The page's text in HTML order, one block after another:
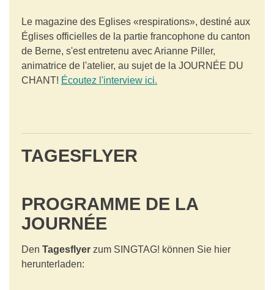
Le magazine des Eglises «respirations», destiné aux
Églises officielles de la partie francophone du canton
de Berne, s'est entretenu avec Arianne Piller,
animatrice de l'atelier, au sujet de la JOURNÉE DU
CHANT! Écoutez l'interview ici.
TAGESFLYER
PROGRAMME DE LA
JOURNÉE
Den Tagesflyer zum SINGTAG! können Sie hier
herunterladen: